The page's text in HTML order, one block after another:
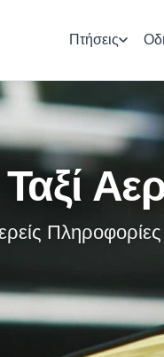
Πτήσεις
Ταξί